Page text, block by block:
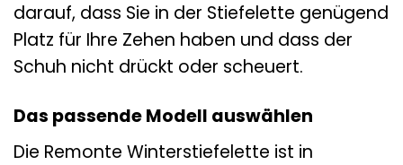
darauf, dass Sie in der Stiefelette genügend
Platz für Ihre Zehen haben und dass der
Schuh nicht drückt oder scheuert.
Das passende Modell auswählen
Die Remonte Winterstiefelette ist in